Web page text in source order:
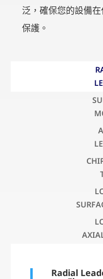
泛，確保您的設備
保護。
Radial